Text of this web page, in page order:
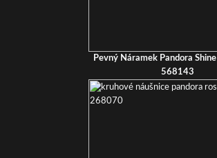
Pevný Náramek Pandora
568143